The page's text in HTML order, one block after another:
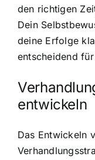
den richtigen
Dein
deine Erfolge
entscheidend
entwickeln
Das Entwickeln